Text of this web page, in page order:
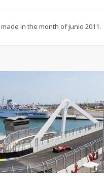
k
in the month of junio 2011.